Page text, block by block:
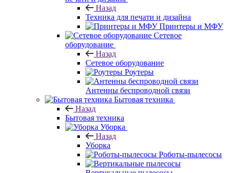
Назад
Техника для печати и дизайна
Принтеры и МФУ
Сетевое
оборудование
Назад
Сетевое оборудование
Роутеры
Антенны беспроводной связи
Бытовая техника
Назад
Бытовая техника
Уборка
Назад
Уборка
Роботы-пылесосы